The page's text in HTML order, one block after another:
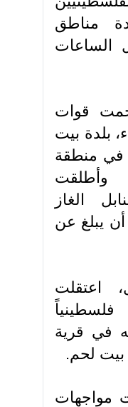
مناطق
الساعات
قوات
بلدة بيت
في منطقة
وأطلقت
الغاز
يبلغ عن
اعتقلت
في قرية
لحم.
مواجهات